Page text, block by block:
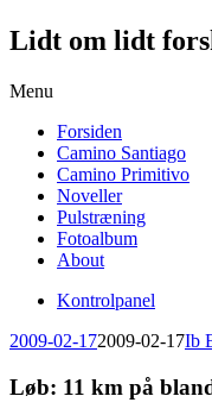
Lidt om lidt
Menu
content
Forsiden
Camino Santiago
Camino Primitivo
Noveller
Pulstræning
Fotoalbum
About
Kontrolpanel
2009-02-172009-02-17Ib
Løb: 11 km på